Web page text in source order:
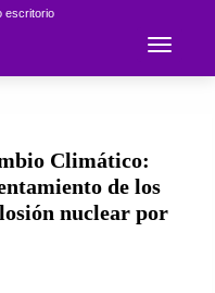
escritorio
Toggle
Climático:
de los
nuclear por